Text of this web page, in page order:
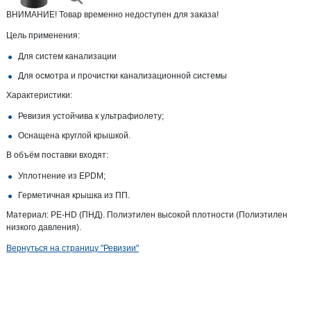
ВНИМАНИЕ! Товар временно недоступен для заказа!
Цель применения:
Для систем канализации
Для осмотра и прочистки канализационной системы
Характеристики:
Ревизия устойчива к ультрафиолету;
Оснащена круглой крышкой.
В объём поставки входят:
Уплотнение из EPDM;
Герметичная крышка из ПП.
Материал: PE-HD (ПНД). Полиэтилен высокой плотности (Полиэтилен
низкого давления).
Вернуться на страницу "Ревизии"